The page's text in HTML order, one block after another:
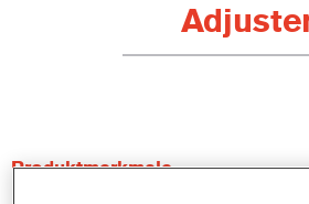
Produktmerkmale